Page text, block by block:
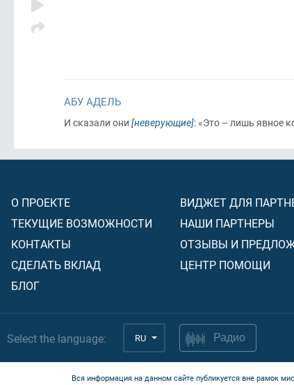
АБУ АДЕЛЬ
И сказали они [неверующие]: «Это – лишь явное
О ПРОЕКТЕ
ТЕКУЩИЕ ВОЗМОЖНОСТИ
КОНТАКТЫ
СДЕЛАТЬ ВКЛАД
БЛОГ
ВИДЖЕТ ДЛЯ
НАШИ ПАРТНЕРЫ
ОТЗЫВЫ И
ЦЕНТР ПОМОЩИ
Select the language: RU Радио
Вся информация на данном сайте публикуется вне рамок